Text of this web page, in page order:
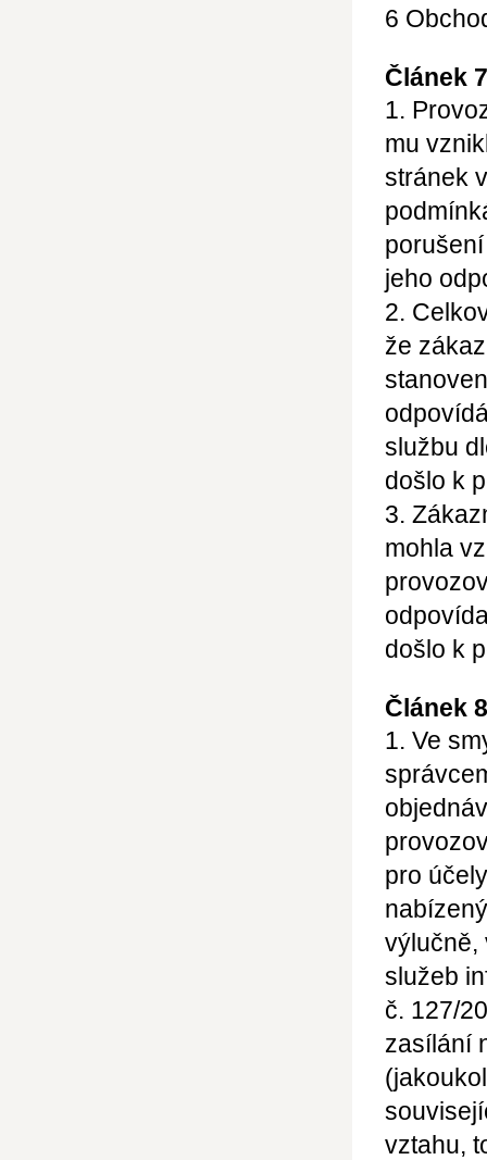
6
Článek
1.
mu
stránek
jeho
2.
že
službu
došlo k
3.
mohla
došlo k
Článek
1. Ve
pro
výlučně,
služeb
č. 127/
zasílání
vztahu,